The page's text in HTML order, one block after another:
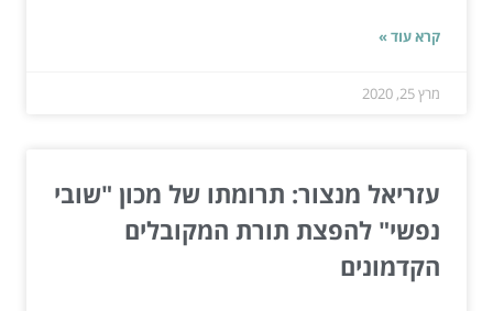
קרא עוד »
מרץ 25, 2020
עזריאל מנצור: תרומתו של מכון "שובי
נפשי" להפצת תורת המקובלים
הקדמונים